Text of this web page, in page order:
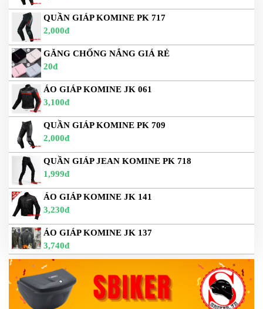
QUẦN GIÁP KOMINE PK 717
2,000đ
GĂNG CHỐNG NẮNG GIÁ RẺ
20đ
ÁO GIÁP KOMINE JK 061
3,100đ
QUẦN GIÁP KOMINE PK 709
2,000đ
QUẦN GIÁP JEAN KOMINE PK 718
1,999đ
ÁO GIÁP KOMINE JK 141
3,230đ
ÁO GIÁP KOMINE JK 137
3,740đ